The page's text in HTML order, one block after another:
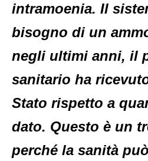
intramoenia. Il
bisogno di un
negli ultimi anni, il
sanitario ha
Stato rispetto a
dato. Questo è un
perché la sanità